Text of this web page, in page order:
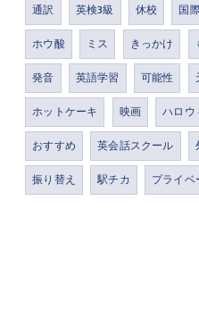
通訳
英検3級 休校
国
ホウ酸
ミス きっかけ
発音
英語学習 可能性
ホットケーキ
映画 ハロウ
おすすめ
英会話スクール
振り替え
駅チカ プライベ